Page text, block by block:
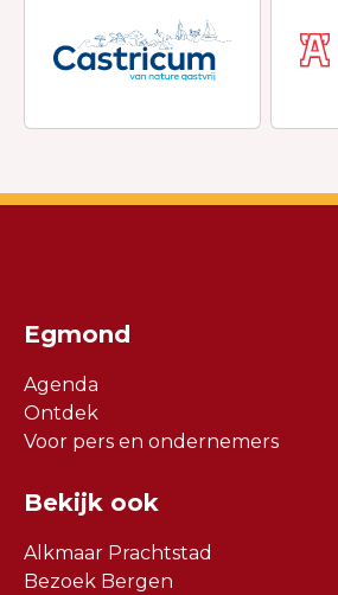
Egmond
Agenda
Ontdek
Voor pers en ondernemers
Bekijk ook
Alkmaar Prachtstad
Bezoek Bergen